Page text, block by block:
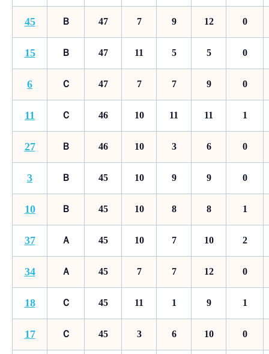
45 Ｂ 47 7 9 12 0
15 Ｂ 47 11 5 5 0
6 Ｃ 47 7 7 9 0
11 Ｃ 46 10 11 11 1
27 Ｂ 46 10 3 6 0
3 Ｂ 45 10 9 9 0
10 Ｂ 45 10 8 8 1
37 Ａ 45 10 7 10 2
34 Ａ 45 7 7 12 0
18 Ｃ 45 11 1 9 1
17 Ｃ 45 3 6 10 0